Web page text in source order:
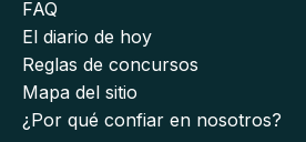
FAQ
El diario de hoy
Reglas de concursos
Mapa del sitio
¿Por qué confiar en nosotros?